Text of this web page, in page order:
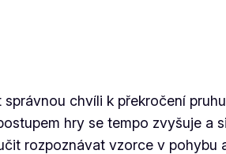
chvíli k překročení
hry se tempo zvyšuje a
rozpoznávat vzorce v pohybu